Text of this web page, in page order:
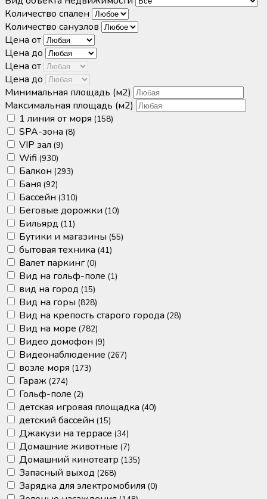
Количество спален
Количество санузлов
Цена от
Цена до
Цена от
Цена до
Минимальная площадь (м2)
Максимальная площадь (м2)
1 линия от моря (158)
SPA-зона (8)
VIP зал (9)
Wifi (930)
Балкон (293)
Баня (92)
Бассейн (310)
Беговые дорожки (10)
Бильярд (11)
Бутики и магазины (55)
бытовая техника (41)
Валет паркинг(0)
Вид на гольф-поле (1)
вид на город (15)
Вид на горы (828)
Вид на крепость старого города (28)
Вид на море (782)
Видео домофон (9)
Видеонаблюдение (267)
возле моря (173)
Гараж (274)
Гольф-поле (2)
детская игровая площадка (40)
детский бассейн (15)
Джакузи на террасе (34)
Домашние животные (7)
Домашний кинотеатр (135)
Запасный выход (268)
Зарядка для электромобиля (0)